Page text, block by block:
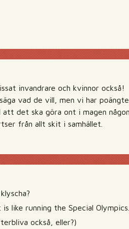
invandrare och kvinnor också!
vad de vill, men vi har
att det ska göra ont i magen
från allt skit i samhället.
like running the Special
också, eller?)